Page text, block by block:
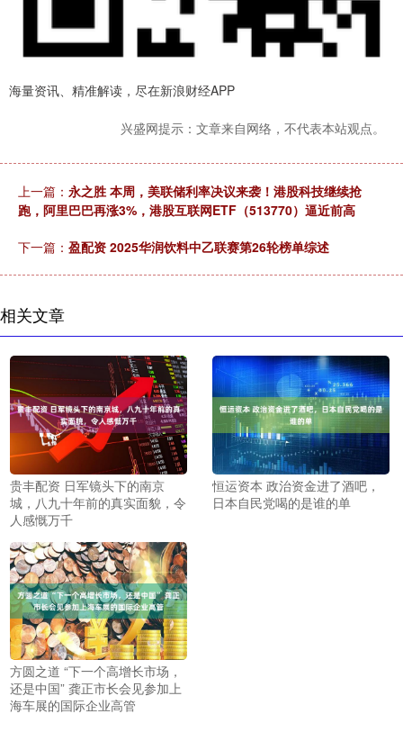
海量资讯、精准解读，尽在新浪财经APP
兴盛网提示：文章来自网络，不代表本站观点。
上一篇： 永之胜 本周，美联储利率决议来袭！港股科技继续抢
跑，阿里巴巴再涨3%，港股互联网ETF（513770）逼近前高
下一篇： 盈配资 2025华润饮料中乙联赛第26轮榜单综述
相关文章
贵丰配资 日军镜头下的南京
城，八九十年前的真实面貌，令
人感慨万千
恒运资本 政治资金进了酒吧，
日本自民党喝的是谁的单
方圆之道 “下一个高增长市场，
还是中国” 龚正市长会见参加上
海车展的国际企业高管